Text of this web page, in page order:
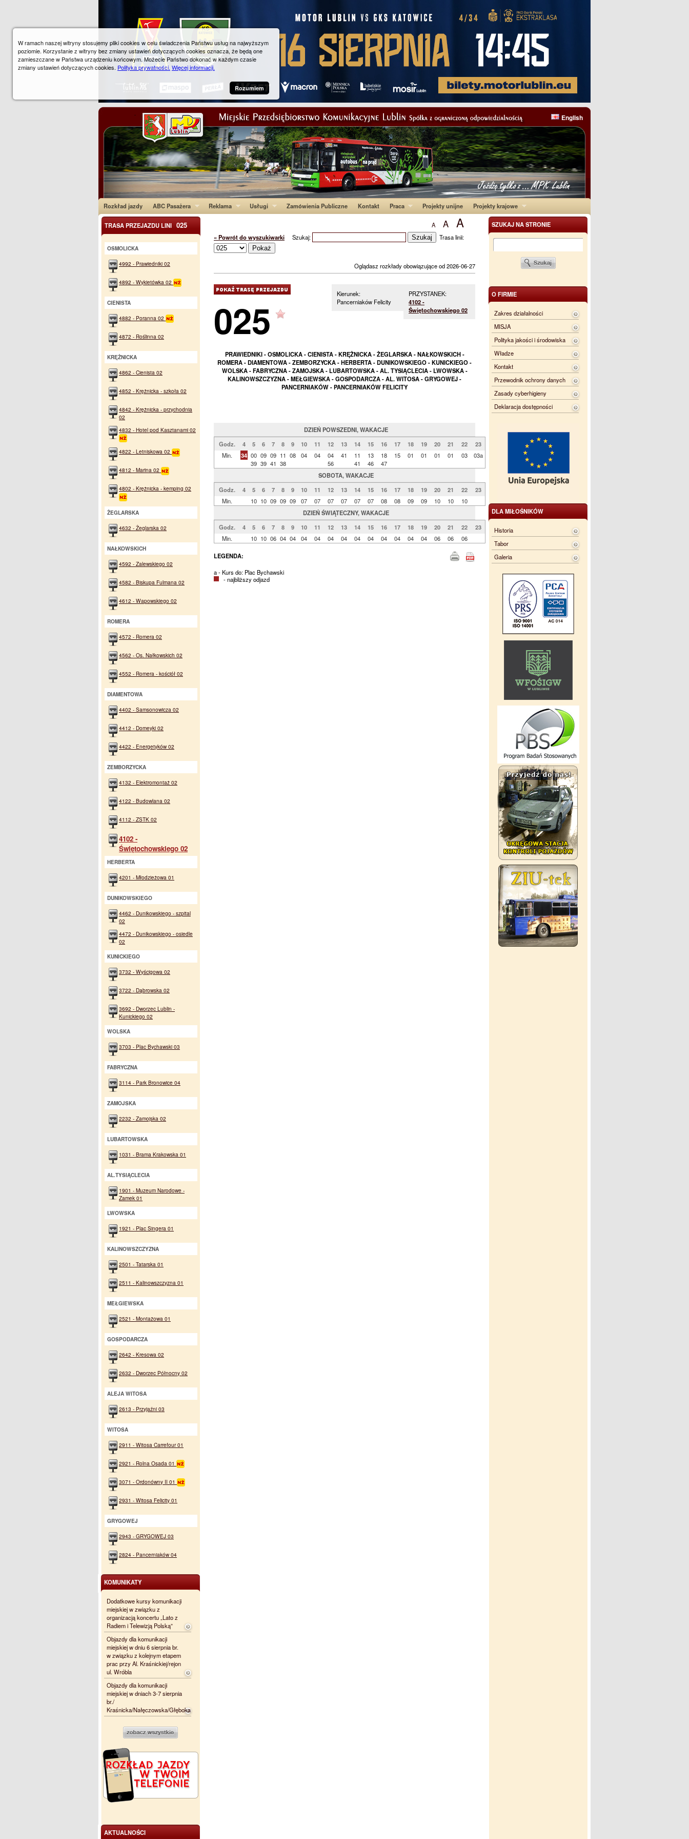
English
Rozkład jazdy ABC Pasażera Reklama Usługi Zamówienia Publiczne Kontakt Praca Projekty unijne Projekty krajowe
SZUKAJ NA STRONIE
O FIRMIE
Zakres działalności
MISJA
Polityka jakości i środowiska
Władze
Kontakt
Przewodnik ochrony danych
Zasady cyberhigieny
Deklaracja dostępności
DLA MIŁOŚNIKÓW
Historia
Tabor
Galeria
A A A
« Powrót do wyszukiwarki Szukaj: Trasa linii:
Oglądasz rozkłady obowiązujące od 2026-06-27
PRZYSTANEK:
4102 -
Świętochowskiego 02
Kierunek:
Pancerniaków Felicity
025
PRAWIEDNIKI - OSMOLICKA - CIENISTA - KRĘŻNICKA - ŻEGLARSKA - NAŁKOWSKICH -
ROMERA - DIAMENTOWA - ZEMBORZYCKA - HERBERTA - DUNIKOWSKIEGO - KUNICKIEGO -
WOLSKA - FABRYCZNA - ZAMOJSKA - LUBARTOWSKA - AL. TYSIĄCLECIA - LWOWSKA -
KALINOWSZCZYZNA - MEŁGIEWSKA - GOSPODARCZA - AL. WITOSA - GRYGOWEJ -
PANCERNIAKÓW - PANCERNIAKÓW FELICITY
DZIEŃ POWSZEDNI, WAKACJE
Godz.
4 5 6 7 8 9 10 11 12 13 14 15 16 17 18 19 20 21 22
23
Min.
34 00
39
09
39
09
41
11
38
08 04 04
04
56
41
11
41
13
46
18
47
15 01 01 01 01 03 03a
SOBOTA, WAKACJE
Godz.
4 5 6 7 8 9 10 11 12 13 14 15 16 17 18 19 20 21 22
23
Min.
10 10 09 09 09 07 07 07 07 07 07 08 08 09 09 10 10
10
DZIEŃ ŚWIĄTECZNY, WAKACJE
Godz.
4 5 6 7 8 9 10 11 12 13 14 15 16 17 18 19 20 21 22
23
Min.
10 10 06 04 04 04 04 04 04 04 04 04 04 04 04 06 06 06
LEGENDA:
a - Kurs do: Plac Bychawski
- najbliższy odjazd
TRASA PRZEJAZDU LINI 025
OSMOLICKA
4992 - Prawiedniki 02
4892 - Wykietówka 02
CIENISTA
4882 - Poranna 02
4872 - Roślinna 02
KRĘŻNICKA
4862 - Cienista 02
4852 - Krężnicka - szkoła 02
4842 - Krężnicka - przychodnia
02
4832 - Hotel pod Kasztanami 02
4822 - Letniskowa 02
4812 - Marina 02
4802 - Krężnicka - kemping 02
ŻEGLARSKA
4632 - Żeglarska 02
NAŁKOWSKICH
4592 - Zalewskiego 02
4582 - Biskupa Fulmana 02
4612 - Wapowskiego 02
ROMERA
4572 - Romera 02
4562 - Os. Nałkowskich 02
4552 - Romera - kościół 02
DIAMENTOWA
4402 - Samsonowicza 02
4412 - Domeyki 02
4422 - Energetyków 02
ZEMBORZYCKA
4132 - Elektromontaż 02
4122 - Budowlana 02
4112 - ZSTK 02
4102 -
Świętochowskiego 02
HERBERTA
4201 - Młodzieżowa 01
DUNIKOWSKIEGO
4462 - Dunikowskiego - szpital
02
4472 - Dunikowskiego - osiedle
02
KUNICKIEGO
3732 - Wyścigowa 02
3722 - Dąbrowska 02
3692 - Dworzec Lublin -
Kunickiego 02
WOLSKA
3703 - Plac Bychawski 03
FABRYCZNA
3114 - Park Bronowice 04
ZAMOJSKA
2232 - Zamojska 02
LUBARTOWSKA
1031 - Brama Krakowska 01
AL.TYSIĄCLECIA
1901 - Muzeum Narodowe -
Zamek 01
LWOWSKA
1921 - Plac Singera 01
KALINOWSZCZYZNA
2501 - Tatarska 01
2511 - Kalinowszczyzna 01
MEŁGIEWSKA
2521 - Montażowa 01
GOSPODARCZA
2642 - Kresowa 02
2632 - Dworzec Północny 02
ALEJA WITOSA
2613 - Przyjaźni 03
WITOSA
2911 - Witosa Carrefour 01
2921 - Rolna Osada 01
3071 - Ordonówny II 01
2931 - Witosa Felicity 01
GRYGOWEJ
2943 - GRYGOWEJ 03
2824 - Pancerniaków 04
KOMUNIKATY
Dodatkowe kursy komunikacji
miejskiej w związku z
organizacją koncertu „Lato z
Radiem i Telewizją Polską”
Objazdy dla komunikacji
miejskiej w dniu 6 sierpnia br.
w związku z kolejnym etapem
prac przy Al. Kraśnickiej/rejon
ul. Wróbla
Objazdy dla komunikacji
miejskiej w dniach 3-7 sierpnia
br./
Kraśnicka/Nałęczowska/Głęboka
AKTUALNOŚCI
W ramach naszej witryny stosujemy pliki cookies w celu świadczenia Państwu usług na najwyższym
poziomie. Korzystanie z witryny bez zmiany ustawień dotyczących cookies oznacza, że będą one
zamieszczane w Państwa urządzeniu końcowym. Możecie Państwo dokonać w każdym czasie
zmiany ustawień dotyczących cookies. Polityka prywatności. Więcej informacji.
Rozumiem